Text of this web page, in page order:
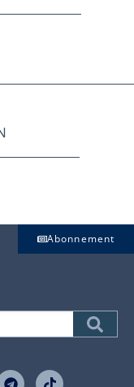
Abonnement